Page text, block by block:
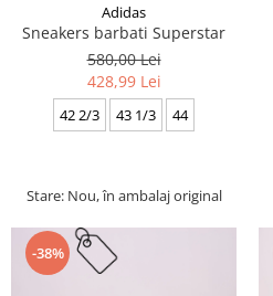
Adidas
Sneakers barbati Superstar
580,00 Lei
428,99 Lei
42 2/3 43 1/3 44
Stare: Nou, în ambalaj original
-38%